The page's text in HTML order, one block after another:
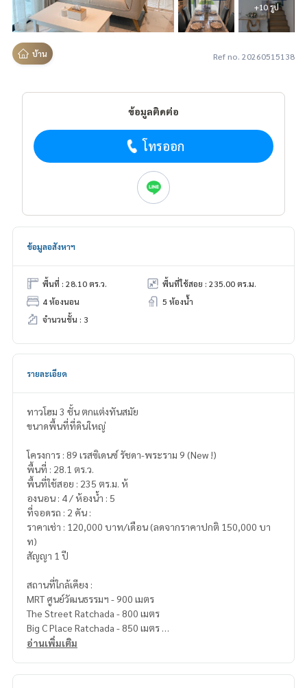
+10 รูป
บ้าน Ref no. 20260515138
ข้อมูลติดต่อ
โทรออก
ข้อมูลอสังหาฯ
พื้นที่ : 28.10 ตร.ว.
พื้นที่ใช้สอย : 235.00 ตร.ม.
4 ห้องนอน
5 ห้องน้ำ
จำนวนชั้น : 3
รายละเอียด
ทาวโฮม 3 ชั้น ตกแต่งทันสมัย
ขนาดพื้นที่ที่ดินใหญ่
โครงการ : 89 เรสซิเดนซ์ รัชดา-พระราม 9 (New !)
พื้นที่ : 28.1 ตร.ว.
พื้นที่ใช้สอย : 235 ตร.ม. ห้
องนอน : 4 / ห้องน้ำ : 5
ที่จอดรถ : 2 คัน :
ราคาเช่า : 120,000 บาท/เดือน (ลดจากราคาปกติ 150,000 บา
ท)
สัญญา 1 ปี
สถานที่ใกล้เคียง :
MRT ศูนย์วัฒนธรรมฯ - 900 เมตร
The Street Ratchada - 800 เมตร
Big C Place Ratchada - 850 เมตร
โรงเรียนนานาชาติ SISB International School
อ่านเพิ่มเติม